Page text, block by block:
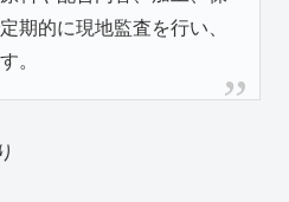
期的に現地監査を行い、
。